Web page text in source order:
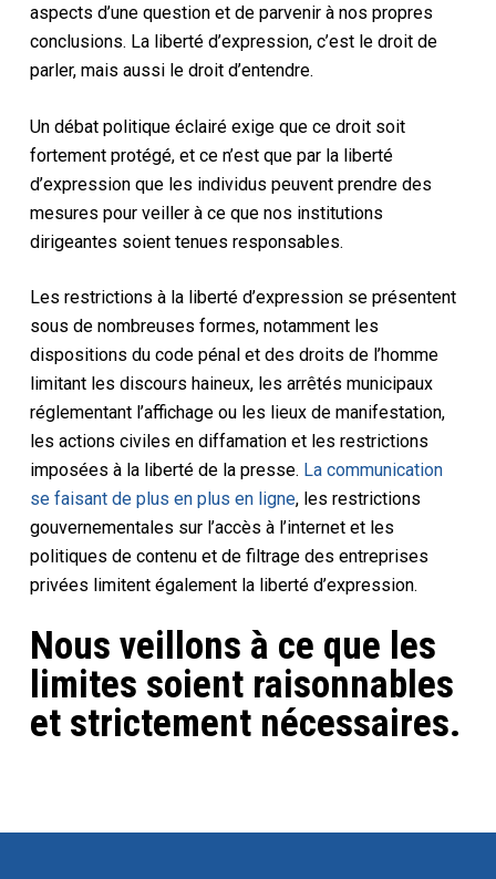
aspects d’une question et de parvenir à nos propres
conclusions. La liberté d’expression, c’est le droit de
parler, mais aussi le droit d’entendre.
Un débat politique éclairé exige que ce droit soit
fortement protégé, et ce n’est que par la liberté
d’expression que les individus peuvent prendre des
mesures pour veiller à ce que nos institutions
dirigeantes soient tenues responsables.
Les restrictions à la liberté d’expression se présentent
sous de nombreuses formes, notamment les
dispositions du code pénal et des droits de l’homme
limitant les discours haineux, les arrêtés municipaux
réglementant l’affichage ou les lieux de manifestation,
les actions civiles en diffamation et les restrictions
imposées à la liberté de la presse. La communication
se faisant de plus en plus en ligne, les restrictions
gouvernementales sur l’accès à l’internet et les
politiques de contenu et de filtrage des entreprises
privées limitent également la liberté d’expression.
Nous veillons à ce que les
limites soient raisonnables
et strictement nécessaires.